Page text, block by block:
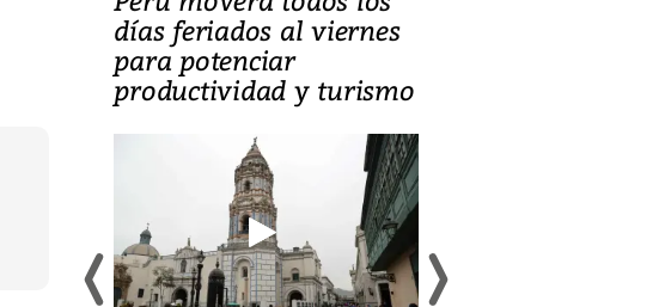
días feriados al viernes
para potenciar
productividad y turismo